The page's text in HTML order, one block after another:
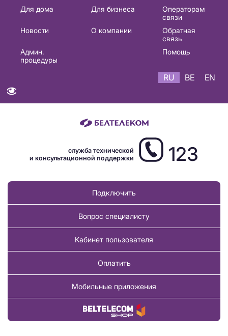
Основная
навигация
Для дома Для бизнеса
Операторам
связи
Новости
О компании
Обратная
связь
Админ.
процедуры
Помощь
RU BE EN
служба технической
и консультационной поддержки
123
Подключить
Вопрос специалисту
Кабинет пользователя
Оплатить
Мобильные приложения
Купить товар